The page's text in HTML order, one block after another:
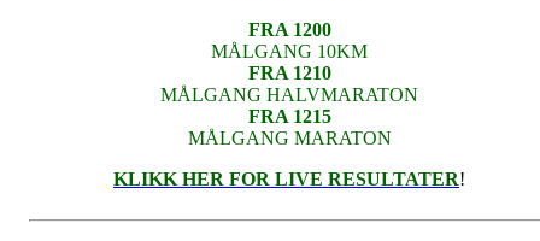
FRA 1200
MÅLGANG 10KM
FRA 1210
MÅLGANG HALVMARATON
FRA 1215
MÅLGANG MARATON
KLIKK HER FOR LIVE RESULTATER!